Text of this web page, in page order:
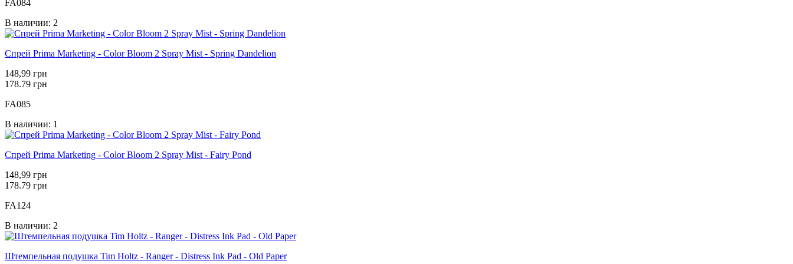
FA084
В наличии: 2
Спрей Prima Marketing - Color Bloom 2 Spray Mist - Spring Dandelion
148,99 грн
178.79 грн
FA085
В наличии: 1
Спрей Prima Marketing - Color Bloom 2 Spray Mist - Fairy Pond
148,99 грн
178.79 грн
FA124
В наличии: 2
Штемпельная подушка Tim Holtz - Ranger - Distress Ink Pad - Old Paper